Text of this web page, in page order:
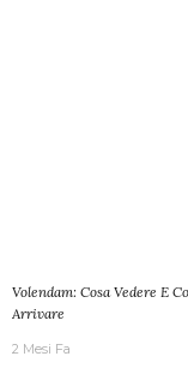
Volendam: Cosa Vedere E
Arrivare
2 Mesi Fa